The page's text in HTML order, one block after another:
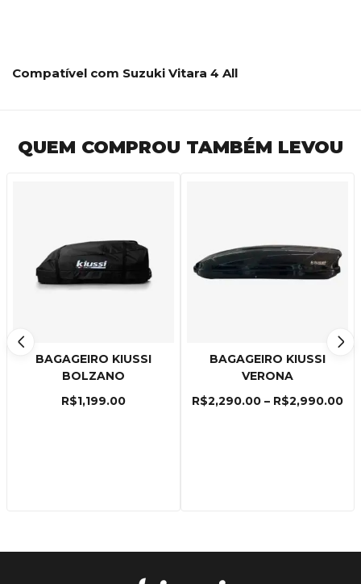
Compatível com Suzuki Vitara 4 All
QUEM COMPROU TAMBÉM LEVOU
BAGAGEIRO KIUSSI
BOLZANO
R$1,199.00
BAGAGEIRO KIUSSI
VERONA
R$2,290.00 – R$2,990.00